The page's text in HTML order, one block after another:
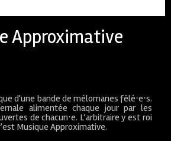
Approximative
d'une bande de mélomanes fêlé⋅e⋅s.
alimentée chaque jour par les
de chacun⋅e. L’arbitraire y est roi
Musique Approximative.